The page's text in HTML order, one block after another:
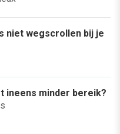
niet wegscrollen bij je
ineens minder bereik?